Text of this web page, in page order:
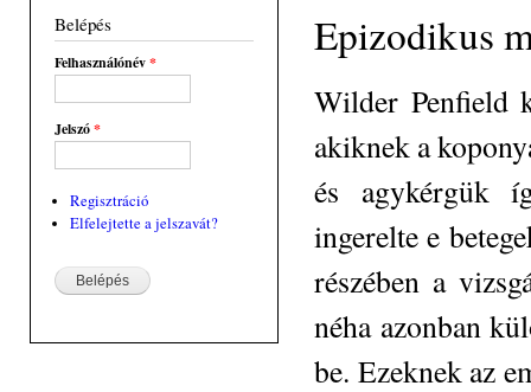
Belépés
Felhasználónév*
Jelszó*
Regisztráció
Elfelejtette a jelszavát?
Epizodikus
Wilder Penfield
akiknek a
és agykérgük
ingerelte e
részében a
néha azonban
be. Ezeknek az